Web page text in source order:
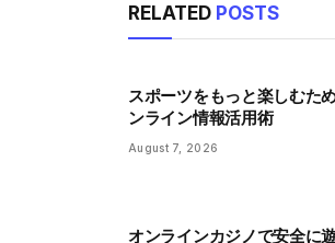
RELATED POSTS
スポーツをもっと楽しむた
ンライン情報活用術
August 7, 2026
オンラインカジノで安全に